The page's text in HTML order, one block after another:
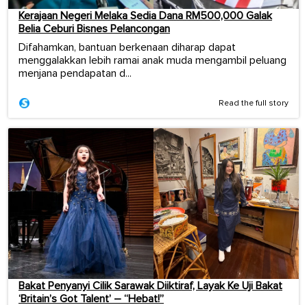
Kerajaan Negeri Melaka Sedia Dana RM500,000 Galak
Belia Ceburi Bisnes Pelancongan
Difahamkan, bantuan berkenaan diharap dapat
menggalakkan lebih ramai anak muda mengambil peluang
menjana pendapatan d...
Read the full story
Bakat Penyanyi Cilik Sarawak Diiktiraf, Layak Ke Uji Bakat
‘Britain’s Got Talent’ – “Hebat!”